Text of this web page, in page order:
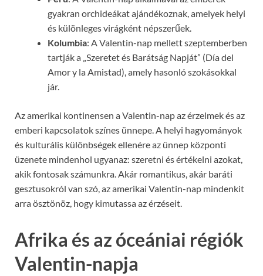
gyakran orchideákat ajándékoznak, amelyek helyi
és különleges virágként népszerűek.
Kolumbia: A Valentin-nap mellett szeptemberben
tartják a „Szeretet és Barátság Napját” (Día del
Amor y la Amistad), amely hasonló szokásokkal
jár.
Az amerikai kontinensen a Valentin-nap az érzelmek és az
emberi kapcsolatok színes ünnepe. A helyi hagyományok
és kulturális különbségek ellenére az ünnep központi
üzenete mindenhol ugyanaz: szeretni és értékelni azokat,
akik fontosak számunkra. Akár romantikus, akár baráti
gesztusokról van szó, az amerikai Valentin-nap mindenkit
arra ösztönöz, hogy kimutassa az érzéseit.
Afrika és az óceániai régiók
Valentin-napja